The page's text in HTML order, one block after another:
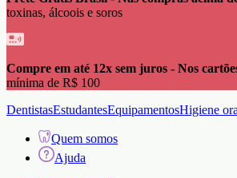
toxinas, álcoois e soros
Compre em até 12x sem juros - Nos
mínima de R$ 100
DentistasEstudantesEquipamentosHigiene
Quem somos
Ajuda